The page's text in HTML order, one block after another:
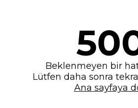
Beklenmeyen bir
Lütfen daha sonra
Ana sayfaya